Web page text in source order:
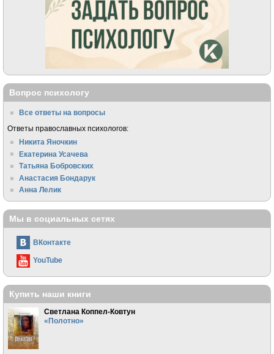
Вопрос психологу
Все ответы на вопросы
Ответы православных психологов:
Никита Яночкин
Екатерина Усачева
Татьяна Бобровских
Анастасия Бондарук
Анна Лелик
Мы в социальных сетях
ВКонтакте
YouTube
Купить наши книги
Светлана Коппел-Ковтун
«Полотно»